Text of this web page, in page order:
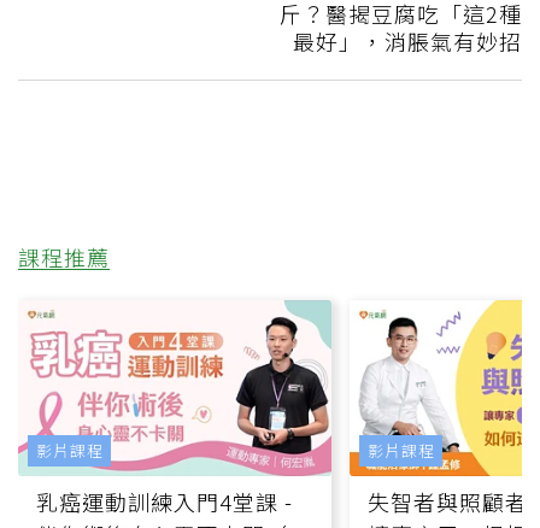
斤？醫揭豆腐吃「這2種
最好」，消脹氣有妙招
課程推薦
乳癌運動訓練入門4堂課 -
影片課程
失智者與照顧者
影片課程